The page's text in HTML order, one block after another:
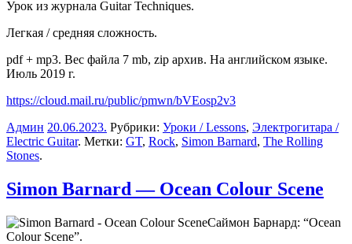
Урок из журнала Guitar Techniques.
Легкая / средняя сложность.
pdf + mp3. Вес файла 7 mb, zip архив. На английском языке.
Июль 2019 г.
https://cloud.mail.ru/public/pmwn/bVEosp2v3
Админ 20.06.2023. Рубрики: Уроки / Lessons, Электрогитара /
Electric Guitar. Метки: GT, Rock, Simon Barnard, The Rolling
Stones.
Simon Barnard — Ocean Colour Scene
Саймон Барнард: “Ocean
Colour Scene”.